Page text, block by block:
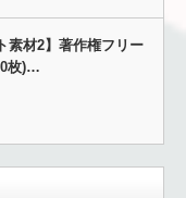
素材2】著作権フリー
枚)…